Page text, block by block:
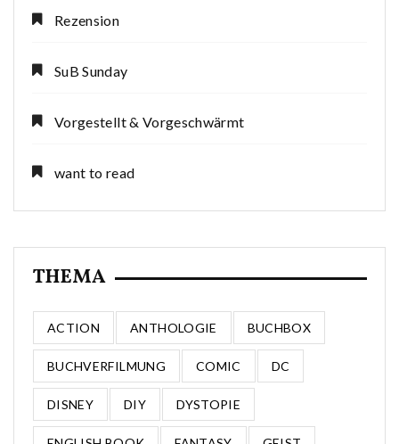
Rezension
SuB Sunday
Vorgestellt & Vorgeschwärmt
want to read
THEMA
ACTION ANTHOLOGIE BUCHBOX
BUCHVERFILMUNG COMIC DC
DISNEY DIY DYSTOPIE